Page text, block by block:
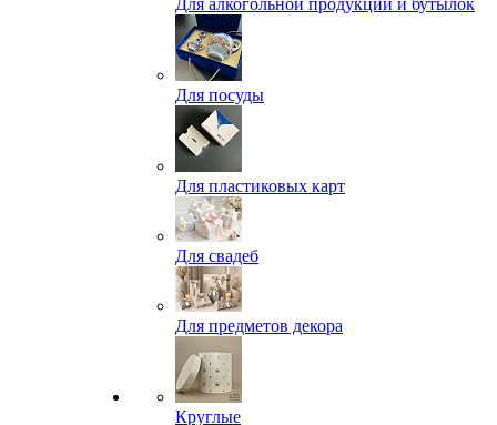
Для алкогольной продукции и бутылок
Для посуды
Для пластиковых карт
Для свадеб
Для предметов декора
Круглые